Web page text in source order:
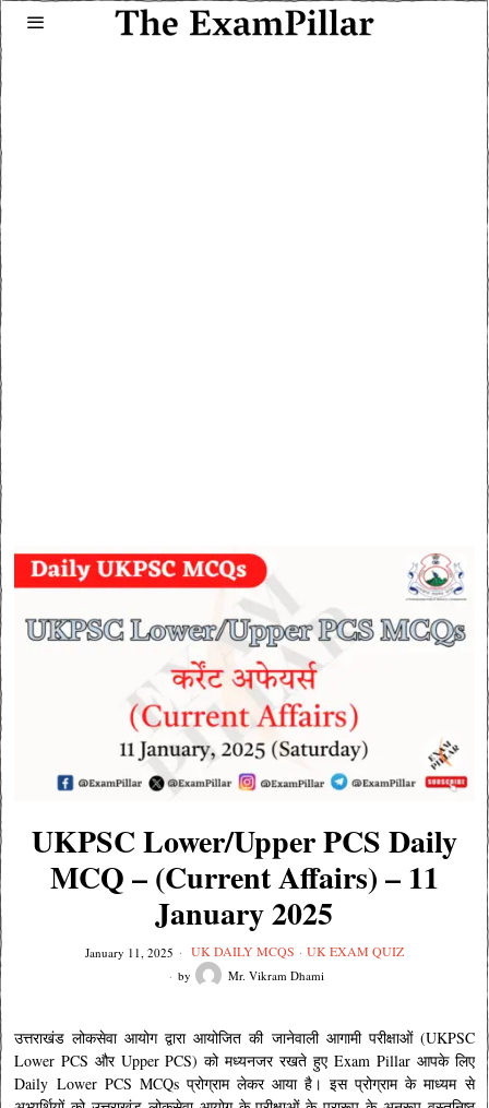
UKPSC Lower/Upper PCS Daily
MCQ – (Current Affairs) – 11
January 2025
January 11, 2025 UK DAILY MCQS · UK EXAM QUIZ
by Mr. Vikram Dhami
उत्तराखंड लोकसेवा आयोग द्वारा आयोजित की जानेवाली आगामी परीक्षाओं (UKPSC
Lower PCS और Upper PCS) को मध्यनजर रखते हुएExam Pillar आपके लिए
Daily Lower PCS MCQs प्रोग्राम लेकर आया है।इस प्रोग्राम के माध्यम से